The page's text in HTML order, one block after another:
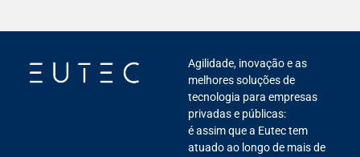
Agilidade, inovação e as
melhores soluções de
tecnologia para empresas
privadas e públicas:
é assim que a Eutec tem
atuado ao longo de mais de